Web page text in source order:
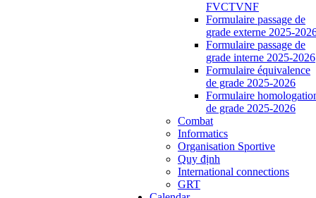
FVCTVNF
Formulaire passage de
grade externe 2025-
Formulaire passage de
grade interne 2025-2026
Formulaire équivalence
de grade 2025-2026
Formulaire
de grade 2025-2026
Combat
Informatics
Organisation Sportive
Quy định
International connections
GRT